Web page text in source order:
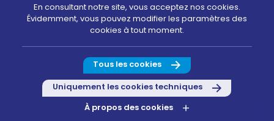
©2026 Mosanes
Conditions d’utilisation
Politique de confidentialité
Gestion des cookies
Infos légales
En consultant notre site, vous acceptez nos cookies.
Évidemment, vous pouvez modifier les paramètres des
cookies à tout moment.
Tous les cookies
Uniquement les cookies techniques
À propos des cookies